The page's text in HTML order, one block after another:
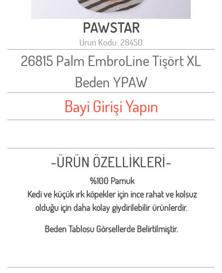
PAWSTAR
Ürün Kodu: 28450
26815 Palm EmbroLine Tişört XL
Beden YPAW
Bayi Girişi Yapın
-ÜRÜN ÖZELLİKLERİ-
%100 Pamuk
Kedi ve küçük ırk köpekler için ince rahat ve kolsuz
olduğu için daha kolay giydirilebilir ürünlerdir.
Beden Tablosu Görsellerde Belirtilmiştir.